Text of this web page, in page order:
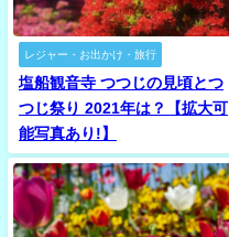
レジャー・お出かけ・旅行
塩船観音寺 つつじの見頃とつ
つじ祭り 2021年は？【拡大可
能写真あり!】